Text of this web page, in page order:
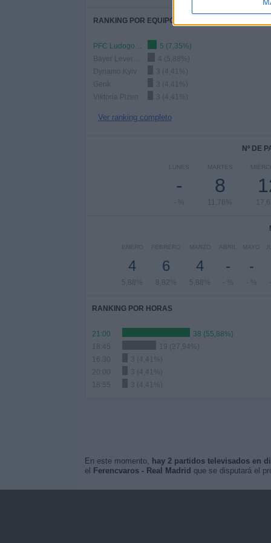
RANKING POR EQUIPOS
PFC Ludogorets
5 (7,35%)
4 (5,88%)
Dynamo Kyiv
3 (4,41%)
Genk
3 (4,41%)
Viktoria Plzen
3 (4,41%)
Ver ranking completo
Nº DE
LUNES
-
- %
MARTES
8
11,76%
ENERO
4
5,88%
FEBRERO
6
8,82%
MARZO
4
5,88%
ABRIL
-
- %
MAYO
-
- %
RANKING POR HORAS
21:00
38 (55,88%)
18:45
19 (27,94%)
16:30
3 (4,41%)
20:00
3 (4,41%)
18:55
3 (4,41%)
En este momento, hay 2 partidos televisados en
el
Ferencvaros - Real Madrid que se disputará el